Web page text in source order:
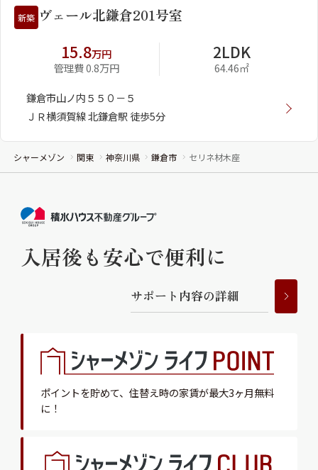
新築 ヴェール北鎌倉201号室
15.8万円
管理費 0.8万円
2LDK
64.46㎡
鎌倉市山ノ内５５０－５
ＪＲ横須賀線 北鎌倉駅 徒歩5分
シャーメゾン 関東 神奈川県 鎌倉市 セリネ材木座
入居後も安心で便利に
サポー ト 内容の詳細
ポイントを貯めて、 住替え時の家賃が最大3ヶ月無料
に！